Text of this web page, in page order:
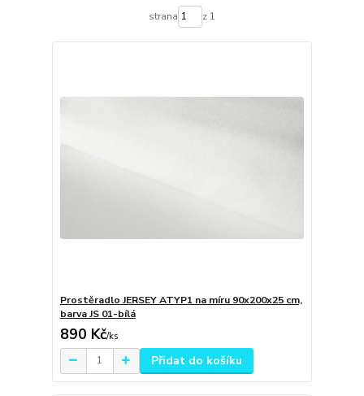
strana z 1
Prostěradlo JERSEY ATYP1 na míru 90x200x25 cm,
barva JS 01-bílá
890 Kč/ks
Přidat do košíku